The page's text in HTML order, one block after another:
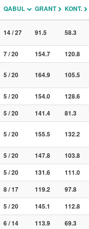
QABUL GRANT KONT.
14 / 27 91.5 58.3
7 / 20 154.7
120.8
5 / 20 164.9 105.5
5 / 20 154.0
128.6
5 / 20 141.4
81.3
5 / 20 155.5 132.2
5 / 20 147.8
103.8
5 / 20 131.6
111.0
8 / 17 119.2
97.8
5 / 20 145.1
112.8
6 / 14 113.9
69.3